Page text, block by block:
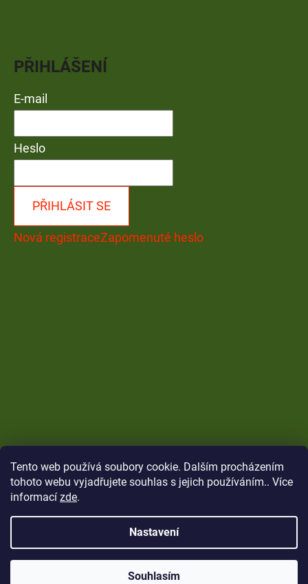
Tento web používá soubory cookie. Dalším procházením
tohoto webu vyjadřujete souhlas s jejich používáním.. Více
informací zde.
Nastavení
Souhlasím
PŘIHLÁŠENÍ
E-mail
Heslo
PŘIHLÁSIT SE
Nová registraceZapomenuté heslo
Copyright 2026CARP Brothers. Všechna práva